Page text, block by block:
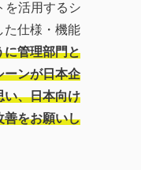
を活用するシ
た仕様・機能
に管理部門と
ーンが日本企
い、日本向け
善をお願いし